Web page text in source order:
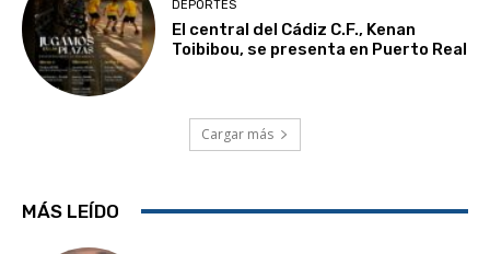
DEPORTES
El central del Cádiz C.F., Kenan
Toibibou, se presenta en Puerto Real
Cargar más
MÁS LEÍDO